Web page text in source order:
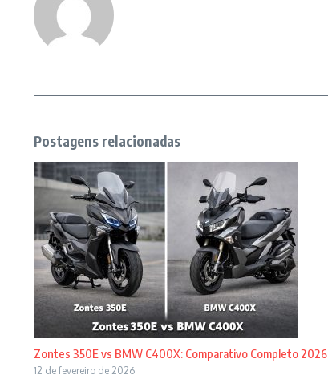
Postagens relacionadas
Zontes 350E vs BMW C400X: Comparativo Completo 2026
12 de fevereiro de 2026